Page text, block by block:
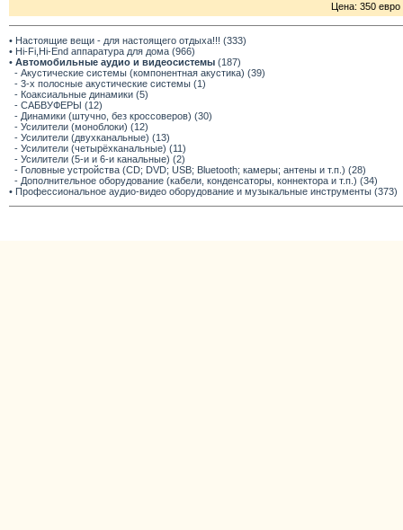
Цена: 350 евро
• Настоящие вещи - для настоящего отдыха!!! (333)
• Hi-Fi,Hi-End аппаратура для дома (966)
• Автомобильные аудио и видеосистемы (187)
- Акустические системы (компонентная акустика) (39)
- 3-х полосные акустические системы (1)
- Коаксиальные динамики (5)
- САБВУФЕРЫ (12)
- Динамики (штучно, без кроссоверов) (30)
- Усилители (моноблоки) (12)
- Усилители (двухканальные) (13)
- Усилители (четырёхканальные) (11)
- Усилители (5-и и 6-и канальные) (2)
- Головные устройства (CD; DVD; USB; Bluetooth; камеры; антены и т.п.) (28)
- Дополнительное оборудование (кабели, конденсаторы, коннектора и т.п.) (34)
• Профессиональное аудио-видео оборудование и музыкальные инструменты (373)